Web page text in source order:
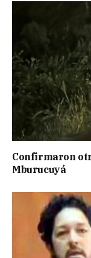
Confirmaron
Mburucuyá